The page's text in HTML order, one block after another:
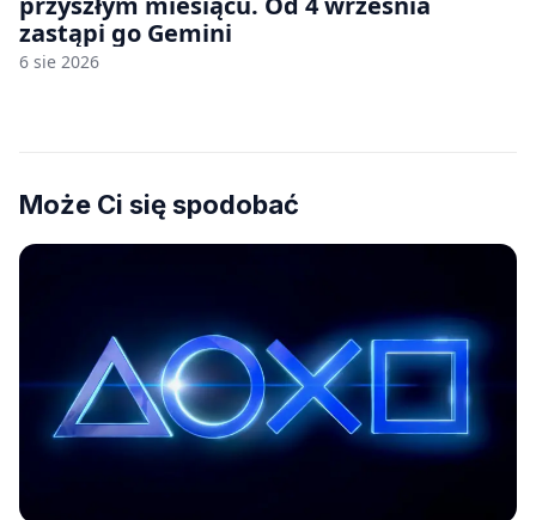
zastąpi go Gemini
6 sie 2026
Może Ci się spodobać